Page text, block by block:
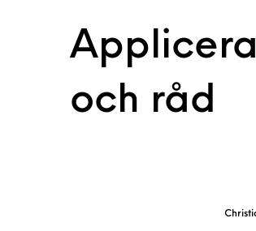
och råd